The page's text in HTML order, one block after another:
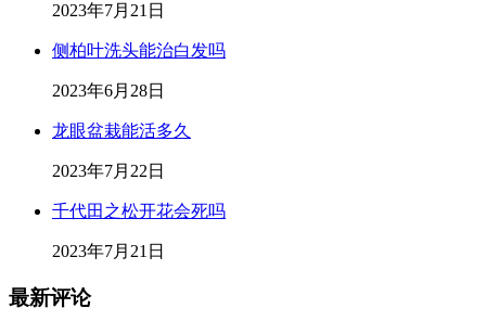
2023年7月21日
侧柏叶洗头能治白发吗
2023年6月28日
龙眼盆栽能活多久
2023年7月22日
千代田之松开花会死吗
2023年7月21日
最新评论